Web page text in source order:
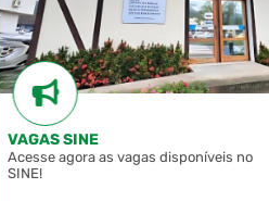
VAGAS SINE
Acesse agora as vagas disponíveis no
SINE!